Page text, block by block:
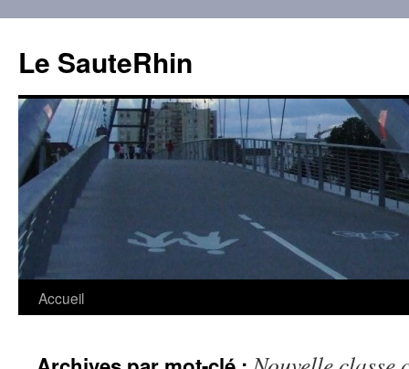
contenu
Le SauteRhin
Accueil